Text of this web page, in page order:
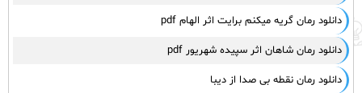
دانلود رمان گریه میکنم برایت اثر الهام pdf
دانلود رمان شاهان اثر سپیده شهریور pdf
دانلود رمان نقطه بی صدا از دیبا